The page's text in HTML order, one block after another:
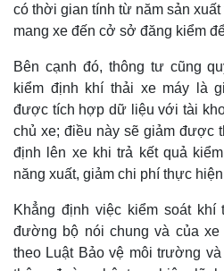
có thời gian tính từ năm sản
mang xe đến cở sở đăng kiểm
Bên cạnh đó, thông tư cũng
kiểm định khí thải xe máy là
được tích hợp dữ liệu với tài
chủ xe; điều này sẽ giảm được
định lên xe khi trả kết quả
năng xuất, giảm chi phí thực
Khẳng định việc kiểm soát
đường bộ nói chung và của
theo Luật Bảo vệ môi trường